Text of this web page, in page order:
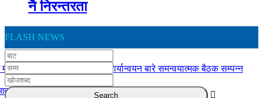
नै निरन्तरता
FLASH NEWS
कार्यालय बिच योजना कार्यान्वयन बारे समन्वयात्मक बैठक सम्पन्न